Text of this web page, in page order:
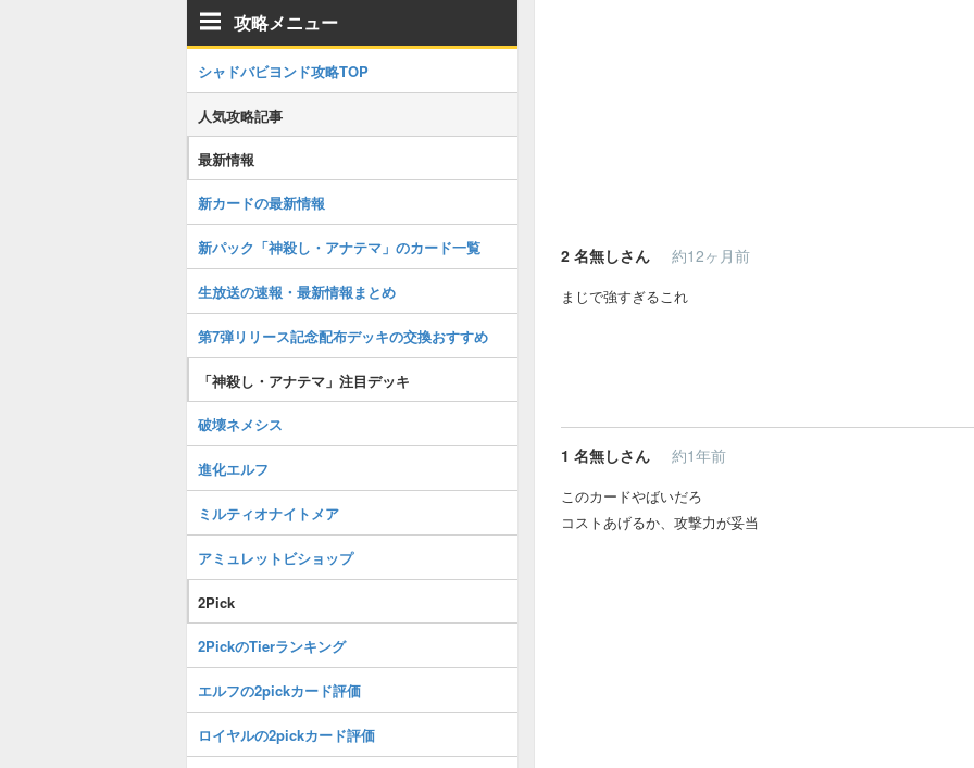
2 名無しさん 約12ヶ月前
まじで強すぎるこれ
1 名無しさん 約1年前
このカードやばいだろ
コストあげるか、攻撃力が妥当
攻略メニュー
シャドバビヨンド攻略TOP
人気攻略記事
最新情報
新カードの最新情報
新パック「神殺し・アナテマ」のカード一覧
生放送の速報・最新情報まとめ
第7弾リリース記念配布デッキの交換おすすめ
「神殺し・アナテマ」注目デッキ
破壊ネメシス
進化エルフ
ミルティオナイトメア
アミュレットビショップ
2Pick
2PickのTierランキング
エルフの2pickカード評価
ロイヤルの2pickカード評価